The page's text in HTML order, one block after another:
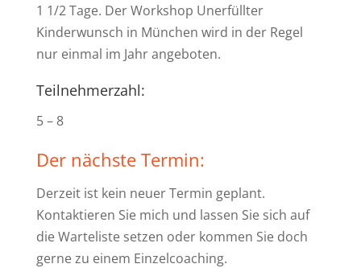
1 1/2 Tage. Der Workshop Unerfüllter
Kinderwunsch in München wird in der Regel
nur einmal im Jahr angeboten.
Teilnehmerzahl:
5 – 8
Der nächste Termin:
Derzeit ist kein neuer Termin geplant.
Kontaktieren Sie mich und lassen Sie sich auf
die Warteliste setzen oder kommen Sie doch
gerne zu einem Einzelcoaching.